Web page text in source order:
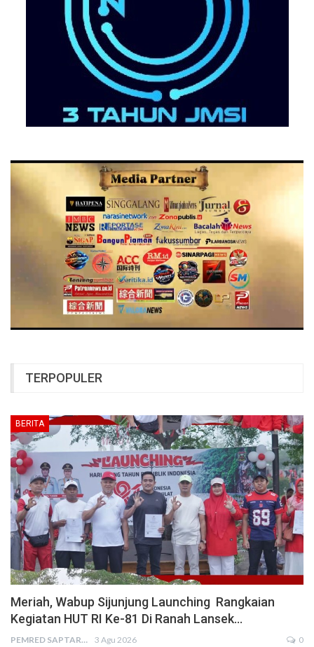
TERPOPULER
BERITA
Meriah, Wabup Sijunjung Launching Rangkaian
Kegiatan HUT RI Ke-81 Di Ranah Lansek…
PEMRED SAPTARIUS 3 Agu 2026 0